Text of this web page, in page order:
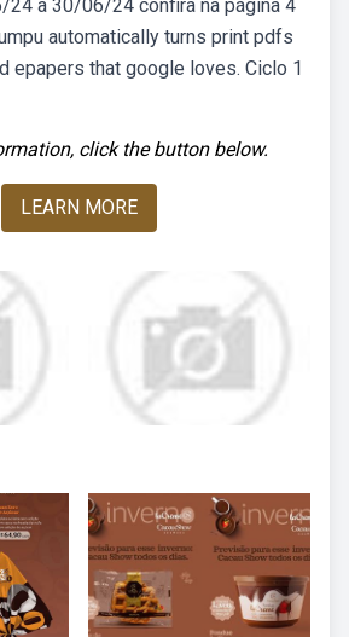
24 a 30/06/24 confira na página 4
automatically turns print pdfs
epapers that google loves. Ciclo 1
click the button below.
LEARN MORE